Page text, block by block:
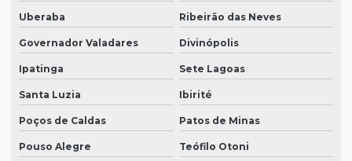
Uberaba Ribeirão das Neves
Governador Valadares Divinópolis
Ipatinga Sete Lagoas
Santa Luzia Ibirité
Poços de Caldas Patos de Minas
Pouso Alegre Teófilo Otoni